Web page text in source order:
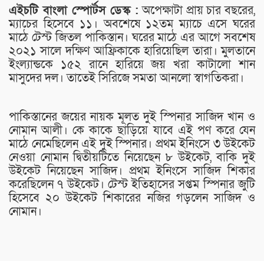
এইচটি বাংলা স্পোর্টস ডেস্ক : অপেক্ষাটা প্রায় চার বছরের,
ম্যাচের হিসেবে ১১। অবশেষে ১২তম ম্যাচে এসে ঘরের
মাঠে টেস্ট জিতল পাকিস্তান। ঘরের মাঠে এর আগে সবশেষ
২০২১ সালে দক্ষিণ আফ্রিকাকে হারিয়েছিল তারা। মুলতানে
ইংল্যান্ডকে ১৫২ রানে হারিয়ে জয় খরা কাটালো শান
মাসুদের দল। তাতেই সিরিজে সমতা আনলো স্বাগতিকরা।
পাকিস্তানের জয়ের নায়ক মূলত দুই স্পিনার সাজিদ খান ও
নোমান আলী। কে কাকে ছাড়িয়ে যাবে এই পণ করে যেন
মাঠে নেমেছিলেন এই দুই স্পিনার। প্রথম ইনিংসে ৩ উইকেট
নেওয়া নোমান দ্বিতীয়টিতে নিয়েছেন ৮ উইকেট, বাকি দুই
উইকেট নিয়েছেন সাজিদ। প্রথম ইনিংসে সাজিদ শিকার
করেছিলেন ৭ উইকেট। টেস্ট ইতিহাসের সপ্তম স্পিনার জুটি
হিসেবে ২০ উইকেট শিকারের নজির গড়লেন সাজিদ ও
নোমান।